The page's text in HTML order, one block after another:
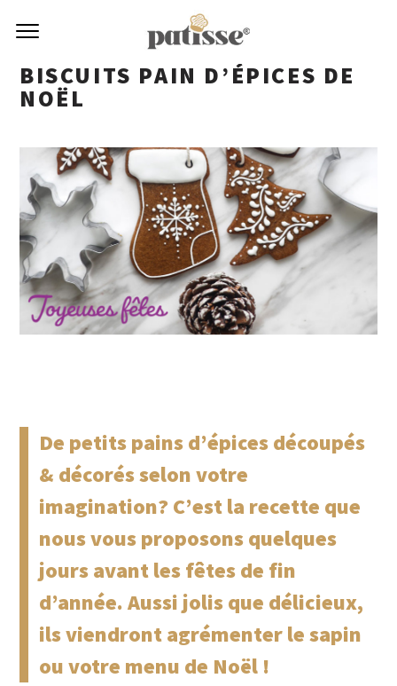
BISCUITS PAIN D’ÉPICES DE
NOËL
De petits pains d’épices découpés
& décorés selon votre
imagination? C’est la recette que
nous vous proposons quelques
jours avant les fêtes de fin
d’année. Aussi jolis que délicieux,
ils viendront agrémenter le sapin
ou votre menu de Noël !